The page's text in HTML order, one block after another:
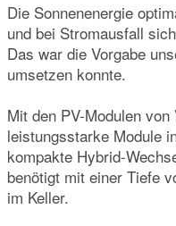
Die Sonnenenergie
und bei Stromausfall
Das war die Vorgabe
umsetzen konnte.
Mit den PV-Modulen
leistungsstarke Module
kompakte Hybrid-
benötigt mit einer Tiefe
im Keller.